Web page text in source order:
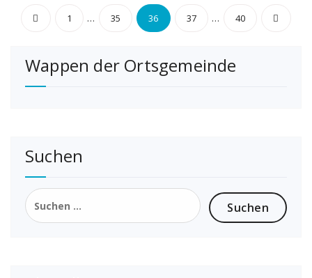
Seitennummerierung
Beiträge
1 … 35 36 37 … 40
Wappen der Ortsgemeinde
Suchen
Suchen
nach: